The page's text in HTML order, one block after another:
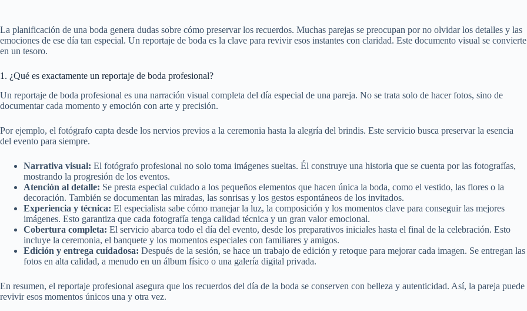
La planificación de una boda genera dudas sobre cómo preservar los recuerdos. Muchas parejas se preocupan por no olvidar los detalles y las
emociones de ese día tan especial. Un reportaje de boda es la clave para revivir esos instantes con claridad. Este documento visual se convierte
en un tesoro.
1. ¿Qué es exactamente un reportaje de boda profesional?
Un reportaje de boda profesional es una narración visual completa del día especial de una pareja. No se trata solo de hacer fotos, sino de
documentar cada momento y emoción con arte y precisión.
Por ejemplo, el fotógrafo capta desde los nervios previos a la ceremonia hasta la alegría del brindis. Este servicio busca preservar la esencia
del evento para siempre.
Narrativa visual: El fotógrafo profesional no solo toma imágenes sueltas. Él construye una historia que se cuenta por las fotografías,
mostrando la progresión de los eventos.
Atención al detalle: Se presta especial cuidado a los pequeños elementos que hacen única la boda, como el vestido, las flores o la
decoración. También se documentan las miradas, las sonrisas y los gestos espontáneos de los invitados.
Experiencia y técnica: El especialista sabe cómo manejar la luz, la composición y los momentos clave para conseguir las mejores
imágenes. Esto garantiza que cada fotografía tenga calidad técnica y un gran valor emocional.
Cobertura completa: El servicio abarca todo el día del evento, desde los preparativos iniciales hasta el final de la celebración. Esto
incluye la ceremonia, el banquete y los momentos especiales con familiares y amigos.
Edición y entrega cuidadosa: Después de la sesión, se hace un trabajo de edición y retoque para mejorar cada imagen. Se entregan las
fotos en alta calidad, a menudo en un álbum físico o una galería digital privada.
En resumen, el reportaje profesional asegura que los recuerdos del día de la boda se conserven con belleza y autenticidad. Así, la pareja puede
revivir esos momentos únicos una y otra vez.